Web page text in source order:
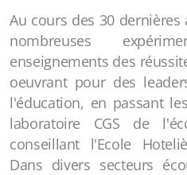
Au cours des 30
nombreuses
enseignements des
oeuvrant pour des
l'éducation, en passant
laboratoire CGS de
conseillant l'Ecole
Dans divers secteurs